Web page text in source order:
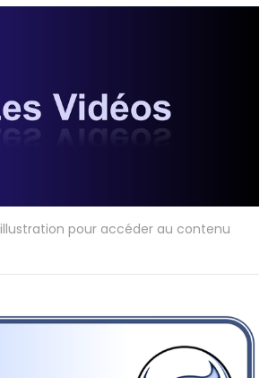
pour accéder au contenu